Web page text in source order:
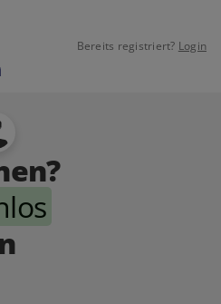
Bereits registriert? Login